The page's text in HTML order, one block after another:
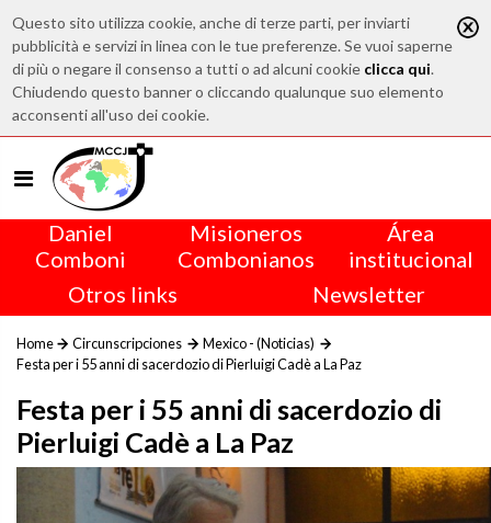
Questo sito utilizza cookie, anche di terze parti, per inviarti
pubblicità e servizi in linea con le tue preferenze. Se vuoi saperne
di più o negare il consenso a tutti o ad alcuni cookie clicca qui.
Chiudendo questo banner o cliccando qualunque suo elemento
acconsenti all'uso dei cookie.
Daniel
Comboni
Misioneros
Combonianos
Área
institucional
Otros links
Newsletter
Home Circunscripciones
Mexico - (Noticias)
Festa per i 55 anni di sacerdozio di Pierluigi Cadè a La Paz
Festa per i 55 anni di sacerdozio di
Pierluigi Cadè a La Paz